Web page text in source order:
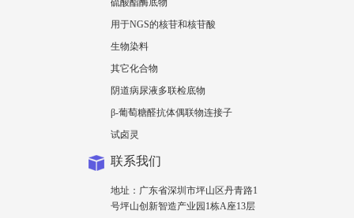
硫酸酯酶底物
用于NGS的核苷和核苷酸
生物染料
其它化合物
阴道病尿液多联检底物
β-葡萄糖醛抗体偶联物连接子
试卤灵
联系我们
地址：广东省深圳市坪山区丹青路1
号坪山创新智造产业园1栋A座13层